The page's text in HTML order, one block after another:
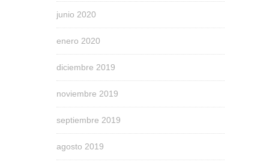
junio 2020
enero 2020
diciembre 2019
noviembre 2019
septiembre 2019
agosto 2019